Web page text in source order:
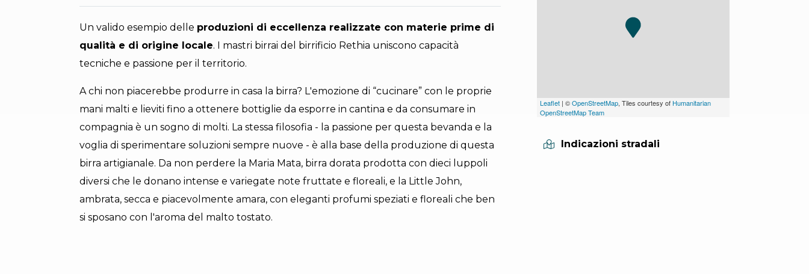
Un valido esempio delle produzioni di eccellenza realizzate con materie prime di
qualità e di origine locale. I mastri birrai del birrificio Rethia uniscono capacità
tecniche e passione per il territorio.
A chi non piacerebbe produrre in casa la birra? L'emozione di “cucinare” con le proprie
mani malti e lieviti fino a ottenere bottiglie da esporre in cantina e da consumare in
compagnia è un sogno di molti. La stessa filosofia - la passione per questa bevanda e la
voglia di sperimentare soluzioni sempre nuove - è alla base della produzione di questa
birra artigianale. Da non perdere la Maria Mata, birra dorata prodotta con dieci luppoli
diversi che le donano intense e variegate note fruttate e floreali, e la Little John,
ambrata, secca e piacevolmente amara, con eleganti profumi speziati e floreali che ben
si sposano con l'aroma del malto tostato.
Leaflet | ©OpenStreetMap, Tiles courtesy of Humanitarian
OpenStreetMap Team
Indicazioni stradali